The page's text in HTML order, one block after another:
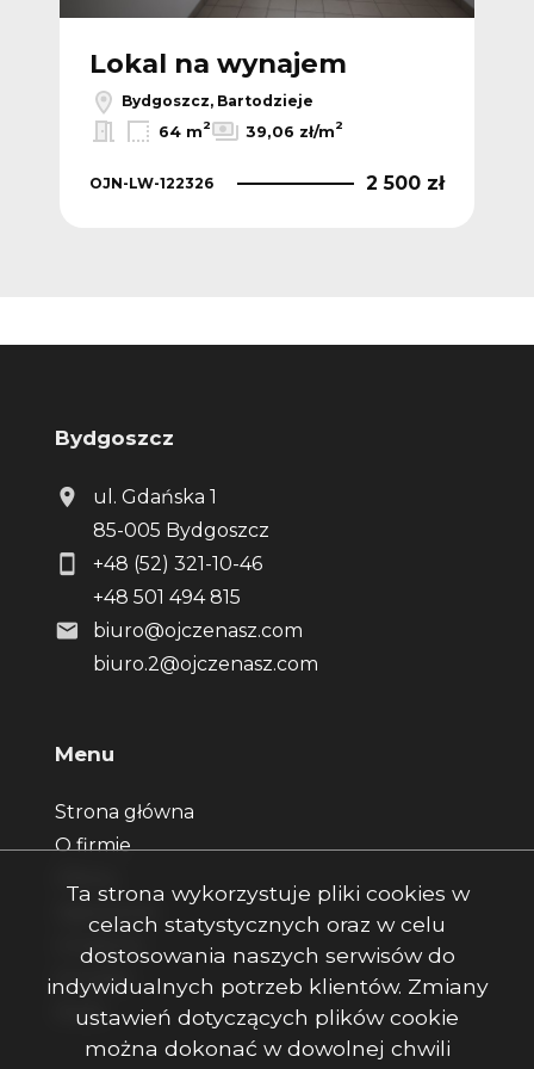
Lokal na wynajem
Bydgoszcz, Bartodzieje
64 m2 39,06 zł/m2
OJN-LW-122326 2 500 zł
Bydgoszcz
ul. Gdańska 1
85-005 Bydgoszcz
+48 (52) 321-10-46
+48 501 494 815
biuro@ojczenasz.com
biuro.2@ojczenasz.com
Menu
Strona główna
O firmie
Zgłoszenia
Ulubione
Kontakt
Rodo
Ta strona wykorzystuje pliki cookies w
celach statystycznych oraz w celu
dostosowania naszych serwisów do
indywidualnych potrzeb klientów. Zmiany
ustawień dotyczących plików cookie
można dokonać w dowolnej chwili